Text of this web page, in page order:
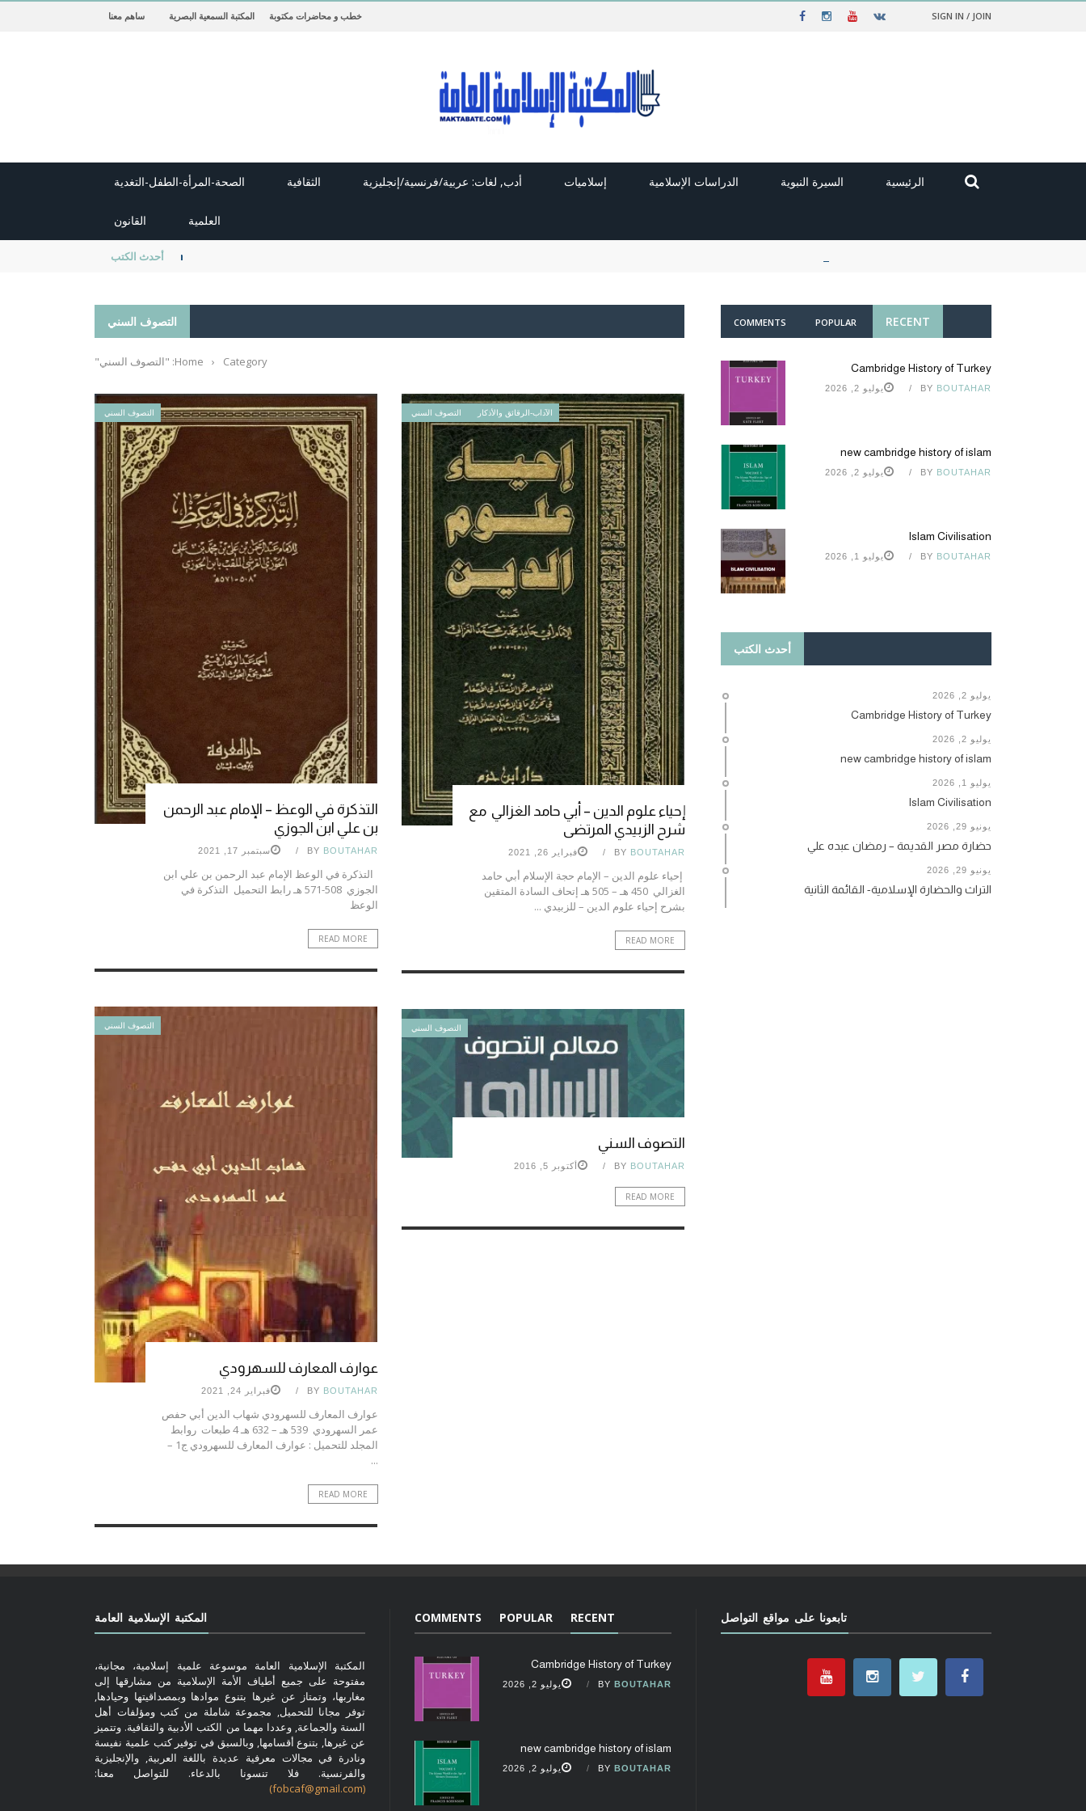
SIGN IN / JOIN خطب و محاضرات مكتوبة المكتبة السمعية البصرية ساهم معنا
الرئيسية السيرة النبوية الدراسات الإسلامية إسلاميات أدب, لغات: عربية/فرنسية/إنجليزية الثقافية الصحة-المرأة-الطفل-التغدية
العلمية القانون
أحدث الكتب new cambridge history of islam
التصوف السني
Home › Category: "التصوف السني"
التصوف السني
التذكرة في الوعظ – الإمام عبد الرحمن
بن علي ابن الجوزي
BY BOUTAHAR سبتمبر 17, 2021
​ التذكرة في الوعظ الإمام عبد الرحمن بن علي ابن
الجوزي 508-571 هـ رابط التحميل التذكرة في
الوعظ
READ MORE
الآداب-الرقائق والأذكار التصوف السني
إحياء علوم الدين – أبي حامد الغزالي مع
شرح الزبيدي المرتضى
BY BOUTAHAR فبراير 26, 2021
إحياء علوم الدين – الإمام حجة الإسلام أبي حامد
الغزالي 450 هـ – 505 هـ إتحاف السادة المتقين
بشرح إحياء علوم الدين – للزبيدي ...
READ MORE
التصوف السني
عوارف المعارف للسهرودي
BY BOUTAHAR فبراير 24, 2021
عوارف المعارف للسهرودي شهاب الدين أبي حفص
عمر السهرودي 539 هـ – 632 هـ 4 طبعات روابط
المجلد للتحميل : عوارف المعارف للسهرودي ج1 –
...
READ MORE
التصوف السني
التصوف السني
BY BOUTAHAR أكتوبر 5, 2016
READ MORE
RECENT
POPULAR
COMMENTS
Cambridge History of Turkey
BY BOUTAHAR يوليو 2, 2026
new cambridge history of islam
BY BOUTAHAR يوليو 2, 2026
Islam Civilisation
BY BOUTAHAR يوليو 1, 2026
أحدث الكتب
يوليو 2, 2026
Cambridge History of Turkey
يوليو 2, 2026
new cambridge history of islam
يوليو 1, 2026
Islam Civilisation
يونيو 29, 2026
حضارة مصر القديمة – رمضان عبده علي
يونيو 29, 2026
التراث والحضارة الإسلامية- القائمة الثانية
المكتبة الإسلامية العامة
المكتبة الإسلامية العامة موسوعة علمية إسلامية، مجانية،
مفتوحة على جميع أطياف الأمة الإسلامية من مشارقها إلى
مغاربها، وتمتاز عن غيرها بتنوع موادها وبمصداقيتها وحيادها,
توفر مجانا للتحميل, مجموعة شاملة من كتب ومؤلفات أهل
السنة والجماعة, وعددا مهما من الكتب الأدبية والثقافية. وتتميز
عن غيرها, بتنوع أقسامها, وبالسبق في توفير كتب علمية نفيسة
ونادرة في مجالات معرفية عديدة باللغة العربية, والإنجليزية
والفرنسية. فلا تنسونا بالدعاء. للتواصل معنا:
(fobcaf@gmail.com)
RECENT
POPULAR
COMMENTS
Cambridge History of Turkey
BY BOUTAHAR يوليو 2, 2026
new cambridge history of islam
BY BOUTAHAR يوليو 2, 2026
تابعونا على مواقع التواصل